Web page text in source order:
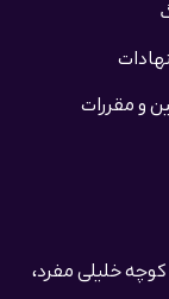
و مقررات
کوچه خلیلی مفرد،